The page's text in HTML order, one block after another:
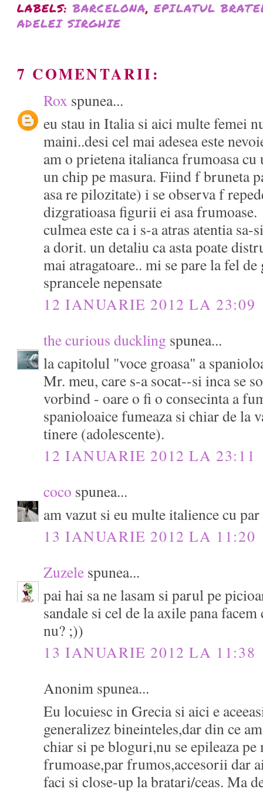
LABELS:BARCELONA,EPILATUL
ADELEI SIRGHIE
7 COMENTARII:
Rox spunea...
eu stau in Italia si aici multe femei
maini..desi cel mai adesea este
am o prietena italianca frumoasa
un chip pe masura. Fiind f bruneta
asa re pilozitate) i se observa f
dizgratioasa figurii ei asa frumoase.
culmea este ca i s-a atras atentia sa-
a dorit. un detaliu ca asta poate
mai atragatoare.. mi se pare la fel de
sprancele nepensate
12 IANUARIE 2012 LA 23:09
the curious duckling spunea...
la capitolul "voce groasa" a
Mr. meu, care s-a socat--si inca se
vorbind - oare o fi o consecinta a
spanioloaice fumeaza si chiar de la
tinere (adolescente).
12 IANUARIE 2012 LA 23:11
coco spunea...
am vazut si eu multe italience cu
13 IANUARIE 2012 LA 11:20
Zuzele spunea...
pai hai sa ne lasam si parul pe
sandale si cel de la axile pana
nu? ;))
13 IANUARIE 2012 LA 11:38
Anonim spunea...
Eu locuiesc in Grecia si aici e
generalizez bineinteles,dar din ce
chiar si pe bloguri,nu se epileaza
frumoase,par frumos,accesorii dar
faci si close-up la bratari/ceas. Ma